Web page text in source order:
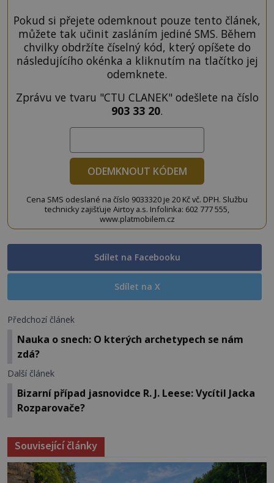
Pokud si přejete odemknout pouze tento článek,
můžete tak učinit zasláním jediné SMS. Během
chvilky obdržíte číselný kód, který opíšete do
následujícího okénka a kliknutím na tlačítko jej
odemknete.
Zprávu ve tvaru "CTU CLANEK" odešlete na číslo
903 33 20.
ODEMKNOUT KÓDEM
Cena SMS odeslané na číslo 9033320 je 20 Kč vč. DPH. Službu
technicky zajišťuje Airtoy a.s. Infolinka: 602 777 555,
www.platmobilem.cz
Sdílet na Facebooku
Sdílet na X
Předchozí článek
Nauka o snech: O kterých archetypech se nám
zdá?
Další článek
Bizarní případ jasnovidce R. J. Leese: Vycítil Jacka
Rozparovače?
Související články